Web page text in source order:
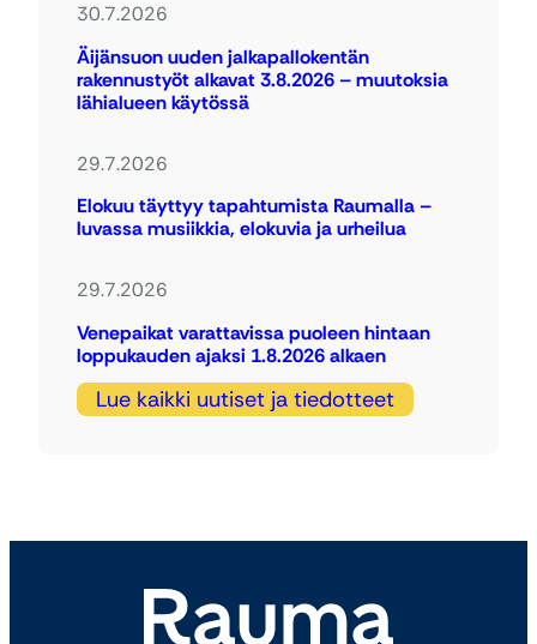
30.7.2026
Äijänsuon uuden jalkapallokentän
rakennustyöt alkavat 3.8.2026 – muutoksia
lähialueen käytössä
29.7.2026
Elokuu täyttyy tapahtumista Raumalla –
luvassa musiikkia, elokuvia ja urheilua
29.7.2026
Venepaikat varattavissa puoleen hintaan
loppukauden ajaksi 1.8.2026 alkaen
Lue kaikki uutiset ja tiedotteet